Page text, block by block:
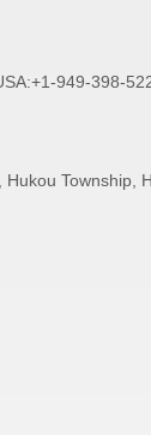
949-398-
Township,